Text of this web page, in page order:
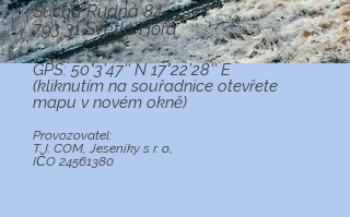
Suchá Rudná 84
793 31 Světlá Hora
​
GPS:50°3’47'' N 17°22’28'' E
(kliknutím na souřadnice otevřete
mapu v novém okně)
Provozovatel:
T. I. COM, Jeseníky s r. o.,
IČO 24561380